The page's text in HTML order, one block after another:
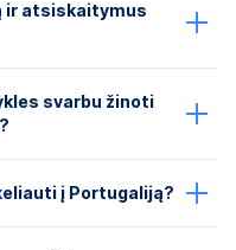
ir atsiskaitymus
svarbu žinoti
į Portugaliją?